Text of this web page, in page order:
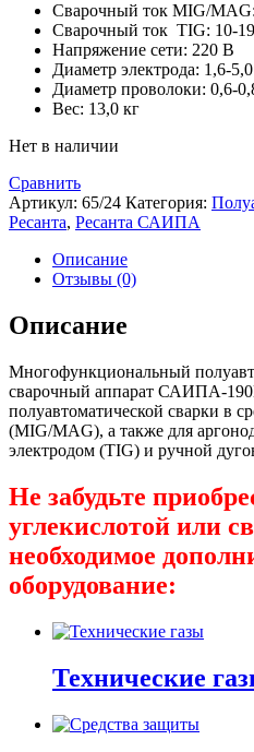
Сварочный ток MIG/
Сварочный ток TIG: 10-
Напряжение сети: 220 В
Диаметр электрода: 1,6-
Диаметр проволоки: 0,6-
Вес: 13,0 кг
Нет в наличии
Сравнить
Артикул: 65/24 Категория:
Ресанта, Ресанта САИПА
Описание
Отзывы (0)
Описание
Многофункциональный
сварочный аппарат САИПА-
полуавтоматической сварки в
(MIG/MAG), а также для
электродом (TIG) и ручной
Не забудьте
углекислотой или
необходимое
оборудование:
Технические